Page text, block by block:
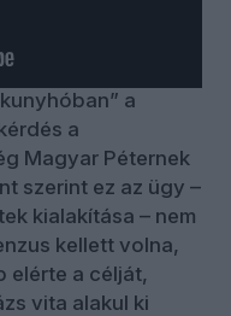
intézmények
természetesen
a
a
Magyar Péternek
szerint ez az ügy –
kialakítása – nem
kellett volna,
elérte a célját,
vita alakul ki